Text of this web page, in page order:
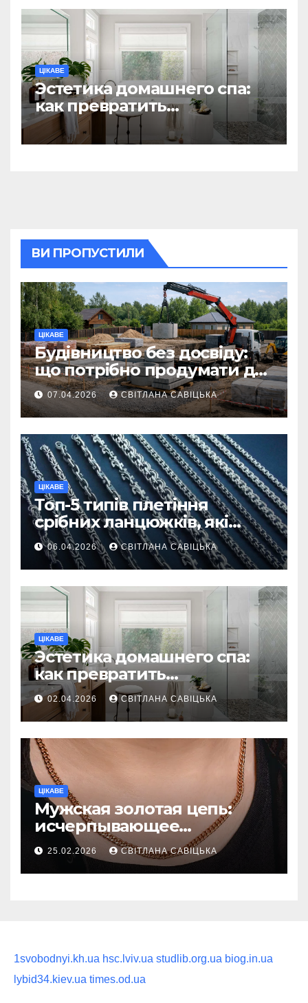
ЦІКАВЕ
Эстетика домашнего спа:
как превратить
ежедневную гигиену в
восстанавливающий
ВИ ПРОПУСТИЛИ
ЦІКАВЕ
Будівництво без досвіду:
що потрібно продумати до
першої доставки на
ділянку
07.04.2026 СВІТЛАНА САВІЦЬКА
ЦІКАВЕ
Топ-5 типів плетіння
срібних ланцюжків, які
вважаються
найнадійнішими
06.04.2026 СВІТЛАНА САВІЦЬКА
ЦІКАВЕ
Эстетика домашнего спа:
как превратить
ежедневную гигиену в
восстанавливающий
ритуал
02.04.2026 СВІТЛАНА САВІЦЬКА
ЦІКАВЕ
Мужская золотая цепь:
исчерпывающее
руководство по выбору
статусного украшения
25.02.2026 СВІТЛАНА САВІЦЬКА
1svobodnyi.kh.ua hsc.lviv.ua studlib.org.ua biog.in.ua
lybid34.kiev.ua times.od.ua